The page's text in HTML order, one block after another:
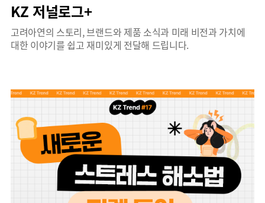
KZ 저널로그+
고려아연의 스토리, 브랜드와 제품 소식과 미래 비전과 가치에
대한 이야기를 쉽고 재미있게 전달해 드립니다.